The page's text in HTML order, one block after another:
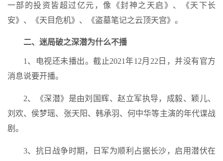
一部的投资皆超过亿元，像《封神之天启》、《天下长
安》、《天目危机》、《盗墓笔记之云顶天宫》。
二、迷局破之深潜为什么不播
1、电视还未播出。截止2021年12月22日，并没有官方
消息说要开播。
2、《深潜》是由刘国辉、赵立军执导，成毅、颖儿、
刘欢、侯梦瑶、张天阳、韩承羽、何中华等主演的年代谍战
剧。
3、抗日战争时期，日军为顺利占据长沙，启用潜伏在